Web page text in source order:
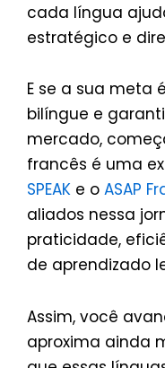
cada língua
estratégico e
E se a sua meta
bilíngue e
mercado,
francês é uma
SPEAK e o ASAP
aliados nessa
praticidade,
de aprendizado
Assim, você
aproxima ainda